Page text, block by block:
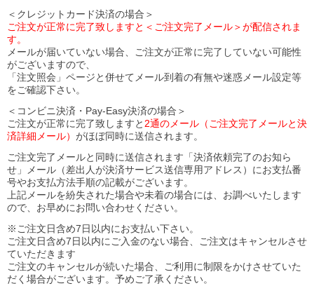
＜クレジットカード決済の場合＞
ご注文が正常に完了致しますと＜ご注文完了メール＞が配信されま
す。
メールが届いていない場合、ご注文が正常に完了していない可能性
がございますので、
「注文照会」ページと併せてメール到着の有無や迷惑メール設定等
をご確認下さい。
＜コンビニ決済・Pay-Easy決済の場合＞
ご注文が正常に完了致しますと 2通のメール（ご注文完了メールと決
済詳細メール） がほぼ同時に送信されます。
ご注文完了メールと同時に送信されます「決済依頼完了のお知ら
せ」メール（差出人が決済サービス送信専用アドレス）にお支払番
号やお支払方法手順の記載がございます。
上記メールを紛失された場合や未着の場合には、お調べいたします
ので、お早めにお問い合わせください。
※ご注文日含め7日以内にお支払い下さい。
ご注文日含め7日以内にご入金のない場合、ご注文はキャンセルさせ
ていただきます
ご注文のキャンセルが続いた場合、ご利用に制限をかけさせていた
だく場合がございます。予めご了承ください。